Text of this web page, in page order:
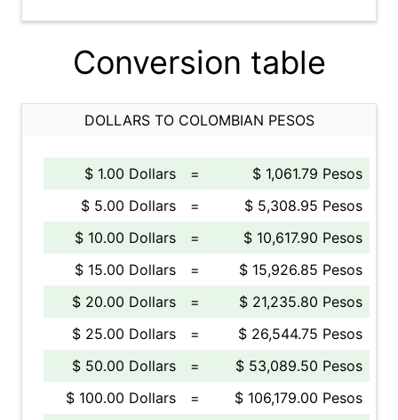
Conversion table
DOLLARS TO COLOMBIAN PESOS
$ 1.00 Dollars =
$ 1,061.79 Pesos
$ 5.00 Dollars
=
$ 5,308.95 Pesos
$ 10.00 Dollars
=
$ 10,617.90 Pesos
$ 15.00 Dollars
=
$ 15,926.85 Pesos
$ 20.00 Dollars
=
$ 21,235.80 Pesos
$ 25.00 Dollars
=
$ 26,544.75 Pesos
$ 50.00 Dollars
=
$ 53,089.50 Pesos
$ 100.00 Dollars
=
$ 106,179.00 Pesos